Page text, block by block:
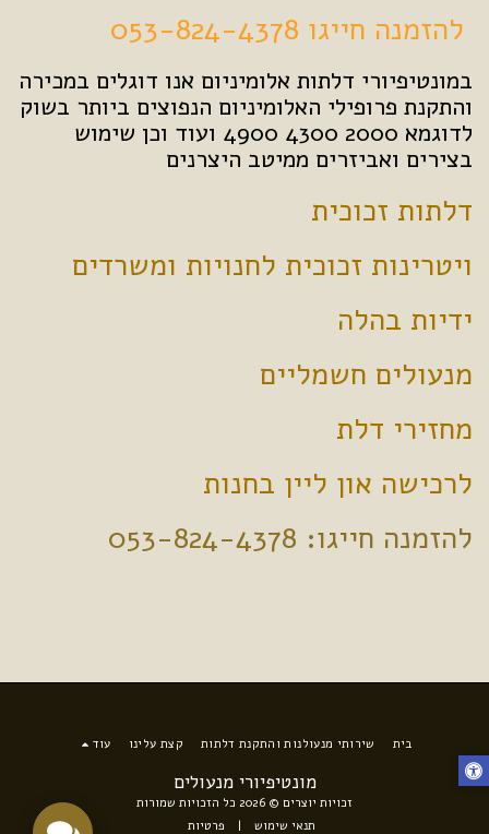
להזמנה חייגו 053-824-4378
במונטיפיורי דלתות אלומיניום אנו דוגלים במכירה
והתקנת פרופילי האלומיניום הנפוצים ביותר בשוק
לדוגמא 2000 4300 4900 ועוד וכן שימוש
בצירים ואביזרים ממיטב היצרנים
דלתות זכוכית
ויטרינות זכוכית לחנויות ומשרדים
ידיות בהלה
מנעולים חשמליים
מחזירי דלת
לרכישה און ליין בחנות
להזמנה חייגו: 053-824-4378
מונטיפיורי מנעולים
זכויות יוצרים © 2026 כל הזכויות שמורות
תנאי שימוש | פרטיות
בית שירותי מנעולנות והתקנת דלתות קצת עלינו עוד